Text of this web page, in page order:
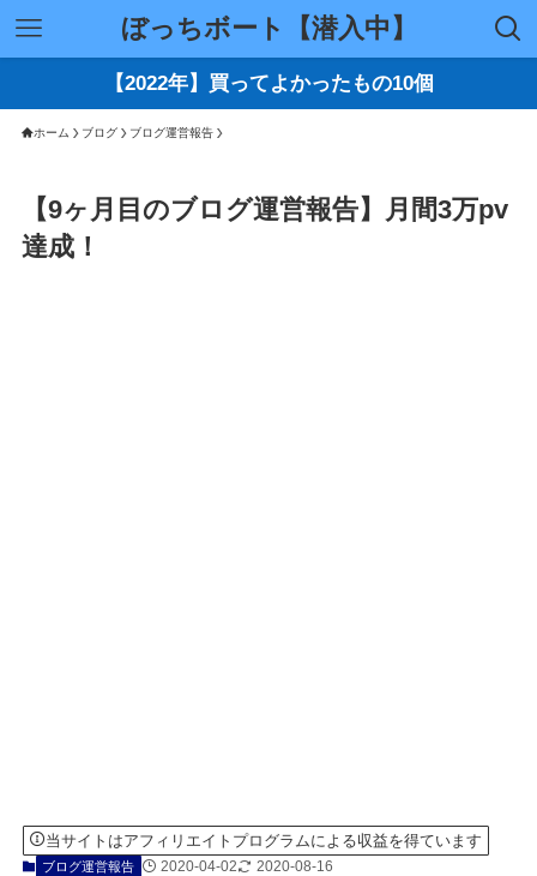
ぼっちボート【潜入中】
【2022年】買ってよかったもの10個
ホーム ブログ ブログ運営報告
【9ヶ月目のブログ運営報告】月間3万pv
達成！
当サイトはアフィリエイトプログラムによる収益を得ています
ブログ運営報告 2020-04-02 2020-08-16